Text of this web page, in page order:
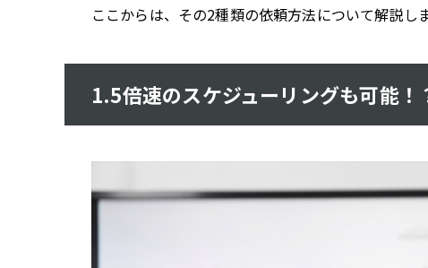
ここからは、その2種類の依頼方法について解説しま
1.5倍速のスケジューリングも可能